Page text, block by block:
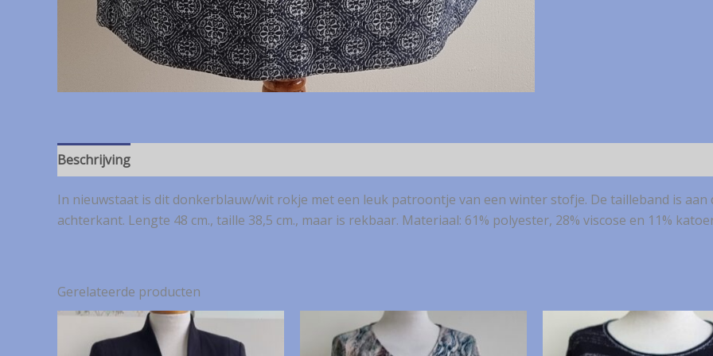
Beschrijving
In nieuwstaat is dit donkerblauw/wit rokje met een leuk patroontje van een winter stofje. De tailleband is aan
achterkant. Lengte 48 cm., taille 38,5 cm., maar is rekbaar. Materiaal: 61% polyester, 28% viscose en 11%
Gerelateerde producten